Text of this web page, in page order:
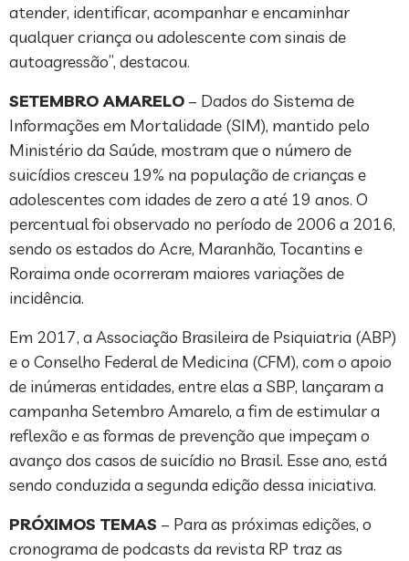
atender, identificar, acompanhar e encaminhar
qualquer criança ou adolescente com sinais de
autoagressão”, destacou.
SETEMBRO AMARELO – Dados do Sistema de
Informações em Mortalidade (SIM), mantido pelo
Ministério da Saúde, mostram que o número de
suicídios cresceu 19% na população de crianças e
adolescentes com idades de zero a até 19 anos. O
percentual foi observado no período de 2006 a 2016,
sendo os estados do Acre, Maranhão, Tocantins e
Roraima onde ocorreram maiores variações de
incidência.
Em 2017, a Associação Brasileira de Psiquiatria (ABP)
e o Conselho Federal de Medicina (CFM), com o apoio
de inúmeras entidades, entre elas a SBP, lançaram a
campanha Setembro Amarelo, a fim de estimular a
reflexão e as formas de prevenção que impeçam o
avanço dos casos de suicídio no Brasil. Esse ano, está
sendo conduzida a segunda edição dessa iniciativa.
PRÓXIMOS TEMAS – Para as próximas edições, o
cronograma de podcasts da revista RP traz as